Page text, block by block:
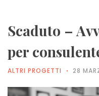
Scaduto –
per
ALTRI PROGETTI 28